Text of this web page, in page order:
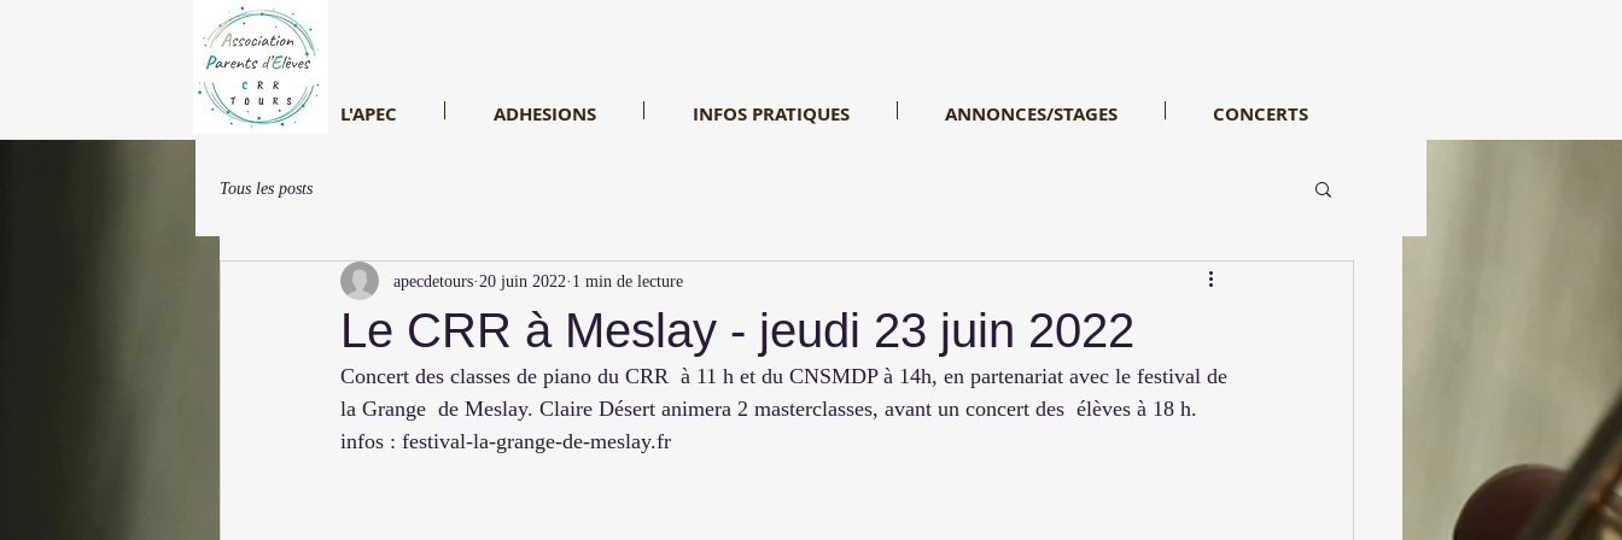
L'APEC ADHESIONS INFOS PRATIQUES ANNONCES/STAGES CONCERTS
Tous les posts
Le CRR à Meslay - jeudi 23 juin 2022
apecdetours 20 juin 2022 1 min de lecture
Concert des classes de piano du CRR  à 11 h et du CNSMDP à 14h, en partenariat avec le festival de
la Grange  de Meslay. Claire Désert animera 2 masterclasses, avant un concert des  élèves à 18 h.